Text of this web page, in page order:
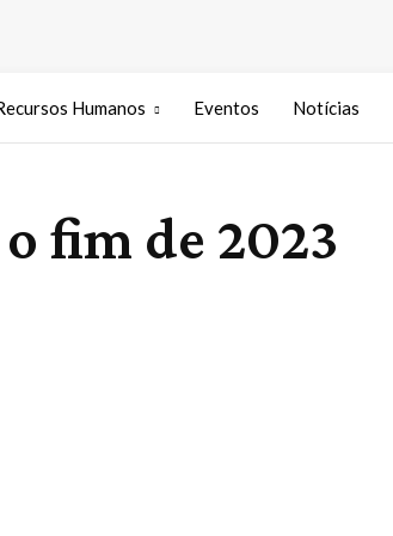
Humanos Eventos Notícias
fim de 2023